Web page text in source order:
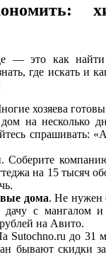
— это как
где искать и
хозяева
на несколько
спрашивать:
. Соберите
на 15 тысяч
дома. Не нужен
дачу с мангалом
на Авито.
Sutochno.ru до 31
бывают скидки